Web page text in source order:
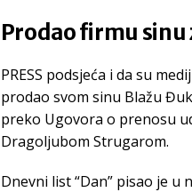
Prodao firmu
PRESS podsjeća i da su
prodao svom sinu Blažu
preko Ugovora o prenosu
Dragoljubom Strugarom.
Dnevni list “Dan” pisao je